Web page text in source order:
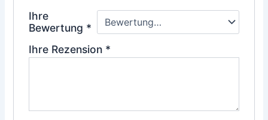
Ihre
Bewertung *
Ihre Rezension *